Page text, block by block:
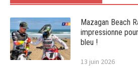
Mazagan Beach
impressionne
bleu !
13 juin 2026